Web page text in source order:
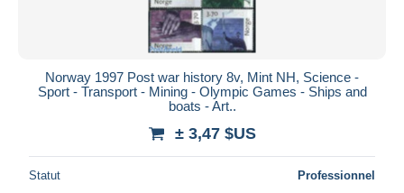
Norway 1997 Post war history 8v, Mint NH, Science -
Sport - Transport - Mining - Olympic Games - Ships and
boats - Art..
± 3,47 $US
Statut Professionnel